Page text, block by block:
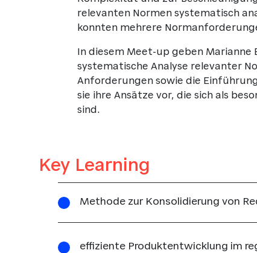
relevanten Normen systematisch
konnten mehrere
In diesem Meet-up geben
systematische Analyse relevanter
Anforderungen sowie die
sie ihre Ansätze vor, die sich als
sind.
Key Learning
Methode zur Konsolidierung von
effiziente Produktentwicklung im